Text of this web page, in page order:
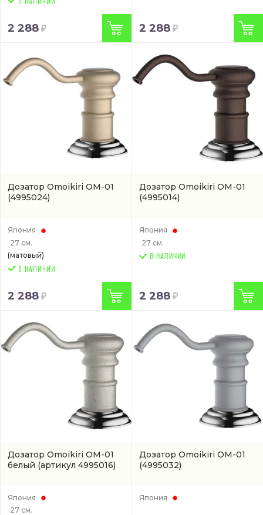
2 288 2 288
Дозатор Omoikiri OM-01
(4995024)
Япония
27 см.
(матовый)
2 288
Дозатор Omoikiri OM-01
(4995014)
Япония
27 см.
В НАЛИЧИИ
2 288
Дозатор Omoikiri OM-01
белый (артикул 4995016)
Япония
27 см.
Дозатор Omoikiri OM-01
(4995032)
Япония